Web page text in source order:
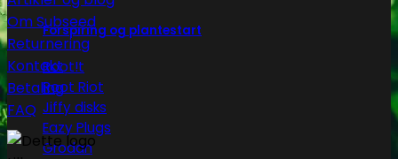
Forspiring og plantestart
Root!t
Root Riot
Jiffy disks
Eazy Plugs
Grodan
Om Subseed
Returnering
Kontakt
Betaling
FAQ